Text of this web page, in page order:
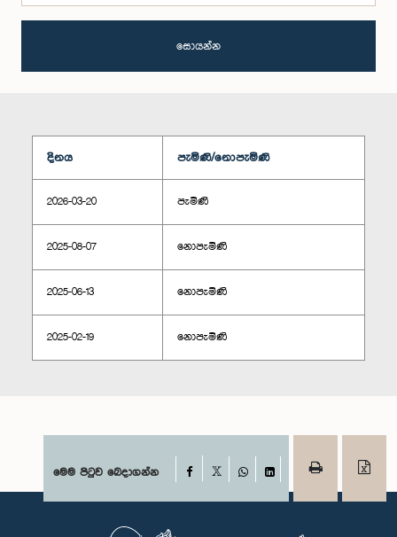
සොයන්න
දිනය පැමිණි/නොපැමිණි
2026-03-20 පැමිණි
2025-08-07 නොපැමිණි
2025-06-13 නොපැමිණි
2025-02-19 නොපැමිණි
මෙම පිටුව බෙදාගන්න Facebook
WhatsAppLinkedIn